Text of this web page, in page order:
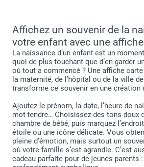
Affichez un souvenir de la
votre enfant avec une
La naissance d’un enfant est un
quoi de plus touchant que d’en garder
où tout a commencé ? Une affiche
la maternité, de l’hôpital ou de la ville
transforme ce souvenir en une création
Ajoutez le prénom, la date, l’heure de
mot tendre… Choisissez des tons doux
chambre de bébé, puis marquez
étoile ou une icône délicate. Vous
pleine d’émotion, mais surtout un
où votre famille s’est agrandie. C’est
cadeau parfaite pour de jeunes parents